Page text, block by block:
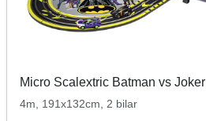
Micro Scalextric Batman vs Joker
4m, 191x132cm, 2 bilar